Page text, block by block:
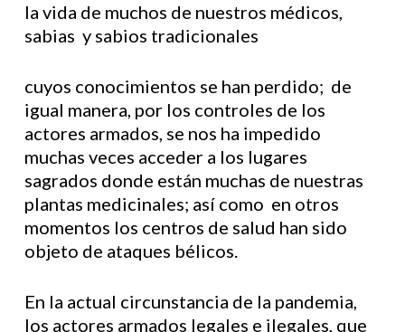
la vida de muchos de nuestros médicos,
sabias y sabios tradicionales
cuyos conocimientos se han perdido; de
igual manera, por los controles de los
actores armados, se nos ha impedido
muchas veces acceder a los lugares
sagrados donde están muchas de nuestras
plantas medicinales; así como en otros
momentos los centros de salud han sido
objeto de ataques bélicos.
En la actual circunstancia de la pandemia,
los actores armados legales e ilegales, que